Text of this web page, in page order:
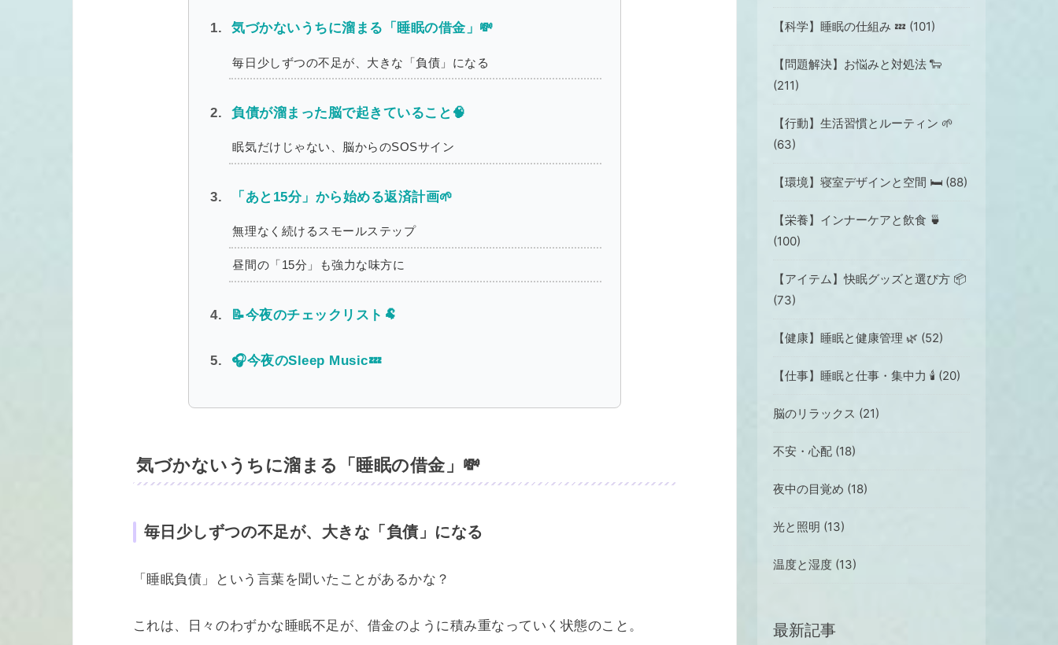
気づかないうちに溜まる「睡眠の借金」💸
毎日少しずつの不足が、大きな「負債」になる
負債が溜まった脳で起きていること🧠
眠気だけじゃない、脳からのSOSサイン
「あと15分」から始める返済計画🌱
無理なく続けるスモールステップ
昼間の「15分」も強力な味方に
📝今夜のチェックリスト🐏
🎧今夜のSleep Music💤
気づかないうちに溜まる「睡眠の借金」💸
毎日少しずつの不足が、大きな「負債」になる
「睡眠負債」という言葉を聞いたことがあるかな？
これは、日々のわずかな睡眠不足が、借金のように積み重なっていく状態のこと。
【科学】睡眠の仕組み 💤 (101)
【問題解決】お悩みと対処法 🐑
(211)
【行動】生活習慣とルーティン 🌱
(63)
【環境】寝室デザインと空間 🛏 (88)
【栄養】インナーケアと飲食 🍵
(100)
【アイテム】快眠グッズと選び方 📦
(73)
【健康】睡眠と健康管理 🌿 (52)
【仕事】睡眠と仕事・集中力 🕯️ (20)
脳のリラックス (21)
不安・心配 (18)
夜中の目覚め (18)
光と照明 (13)
温度と湿度 (13)
最新記事